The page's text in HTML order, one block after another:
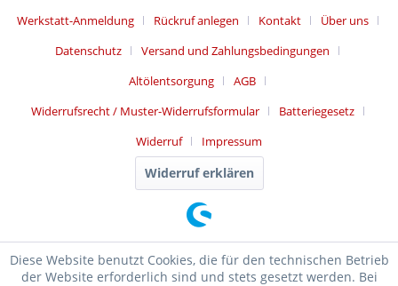
Werkstatt-Anmeldung
Rückruf anlegen Kontakt
Über uns
Datenschutz
Versand und Zahlungsbedingungen
Altölentsorgung
AGB
Widerrufsrecht / Muster-Widerrufsformular
Batteriegesetz
Widerruf
Impressum
Widerruf erklären
Diese Website benutzt Cookies, die für den technischen Betrieb
der Website erforderlich sind und stets gesetzt werden. Bei